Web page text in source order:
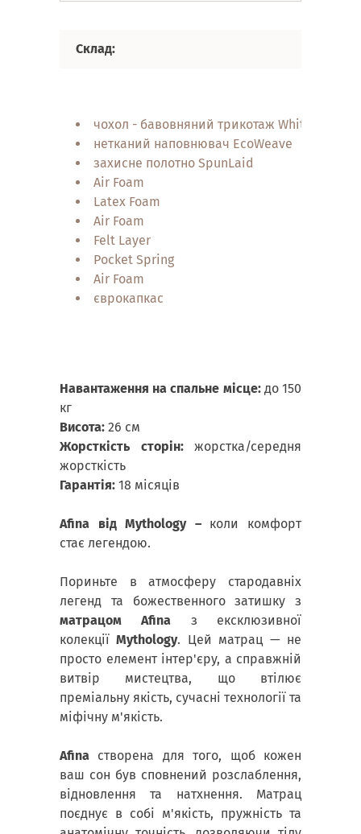
Склад:
чохол - бавовняний трикотаж WhitePrime
нетканий наповнювач EcoWeave
захисне полотно SpunLaid
Air Foam
Latex Foam
Air Foam
Felt Layer
Pocket Spring
Air Foam
єврокапкас
Навантаження на спальне місце:до 150
кг
Висота: 26 см
Жорсткість сторін:жорстка/середня
жорсткість
Гарантія: 18 місяців
Afina від Mythology –коли комфорт
стає легендою.
Пориньте в атмосферу стародавніх
легенд та божественного затишку з
матрацом Afina з ексклюзивної
колекціїMythology. Цей матрац — не
просто елемент інтер'єру, а справжній
витвір мистецтва, що втілює
преміальну якість, сучасні технології та
міфічну м'якість.
Afina створена для того, щоб кожен
ваш сон був сповнений розслаблення,
відновлення та натхнення. Матрац
поєднує в собі м'якість, пружність та